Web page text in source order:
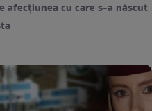
afecțiunea cu care s-a născut